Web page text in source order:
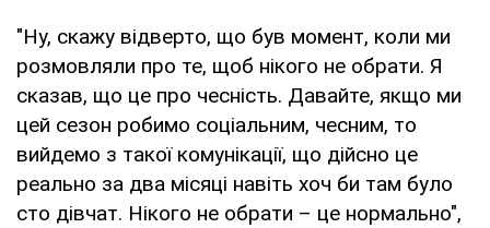
"Ну, скажу відверто, що був момент, коли ми
розмовляли про те, щоб нікого не обрати. Я
сказав, що це про чесність. Давайте, якщо ми
цей сезон робимо соціальним, чесним, то
вийдемо з такої комунікації, що дійсно це
реально за два місяці навіть хоч би там було
сто дівчат. Нікого не обрати – це нормально",